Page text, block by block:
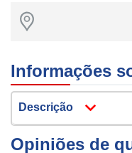
Informações
Descrição
Opiniões de